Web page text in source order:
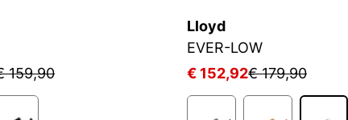
159,90
Lloyd
EVER-LOW
€ 152,92€ 179,90